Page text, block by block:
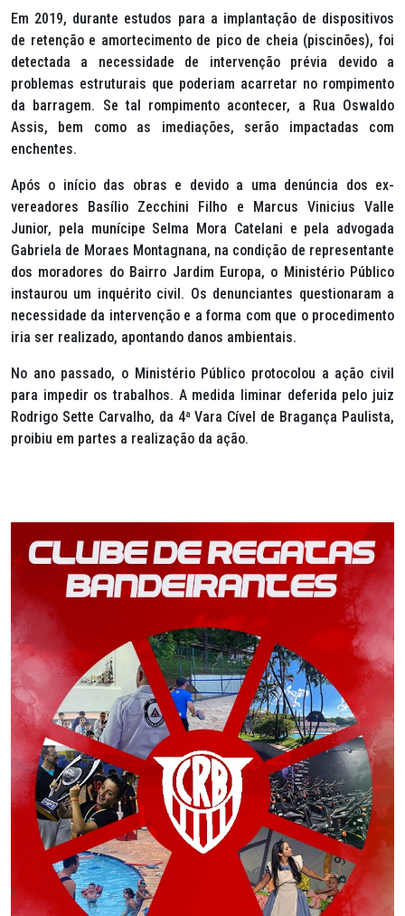
Em 2019, durante estudos para a implantação de dispositivos
de retenção e amortecimento de pico de cheia (piscinões), foi
detectada a necessidade de intervenção prévia devido a
problemas estruturais que poderiam acarretar no rompimento
da barragem. Se tal rompimento acontecer, a Rua Oswaldo
Assis, bem como as imediações, serão impactadas com
enchentes.
Após o início das obras e devido a uma denúncia dos ex-
vereadores Basílio Zecchini Filho e Marcus Vinicius Valle
Junior, pela munícipe Selma Mora Catelani e pela advogada
Gabriela de Moraes Montagnana, na condição de representante
dos moradores do Bairro Jardim Europa, o Ministério Público
instaurou um inquérito civil. Os denunciantes questionaram a
necessidade da intervenção e a forma com que o procedimento
iria ser realizado, apontando danos ambientais.
No ano passado, o Ministério Público protocolou a ação civil
para impedir os trabalhos. A medida liminar deferida pelo juiz
Rodrigo Sette Carvalho, da 4ª Vara Cível de Bragança Paulista,
proibiu em partes a realização da ação.